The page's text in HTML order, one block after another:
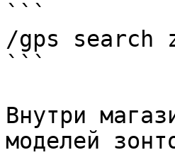
```
/gps search
```
Внутри
моделей